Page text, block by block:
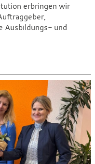
erbringen wir
Ausbildungs- und